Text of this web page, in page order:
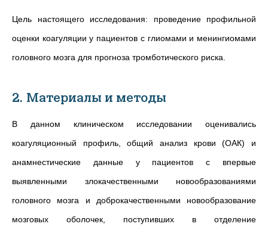
Цель настоящего исследования:
проведение профильной
оценки коагуляции у пациентов с глиомами и менингиомами
головного мозга для прогноза тромботического риска.
2. Материалы и методы
В данном клиническом исследовании оценивались
коагуляционный профиль, общий анализ крови (ОАК) и
анамнестические данные у пациентов с впервые
выявленными злокачественными новообразованиями
головного мозга и доброкачественными новообразование
мозговых оболочек, поступивших в отделение